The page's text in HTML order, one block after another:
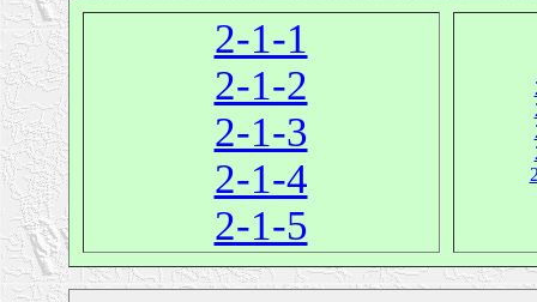
2-1-1
2-1-2
2-1-3
2-1-4
2-1-5